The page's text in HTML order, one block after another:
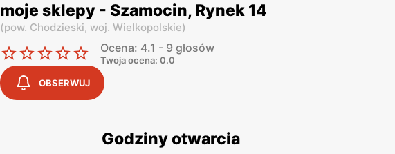
moje sklepy - Szamocin, Rynek 14
(pow. Chodzieski, woj. Wielkopolskie)
Ocena: 4.1 - 9 głosów
Twoja ocena: 0.0
OBSERWUJ
Godziny otwarcia